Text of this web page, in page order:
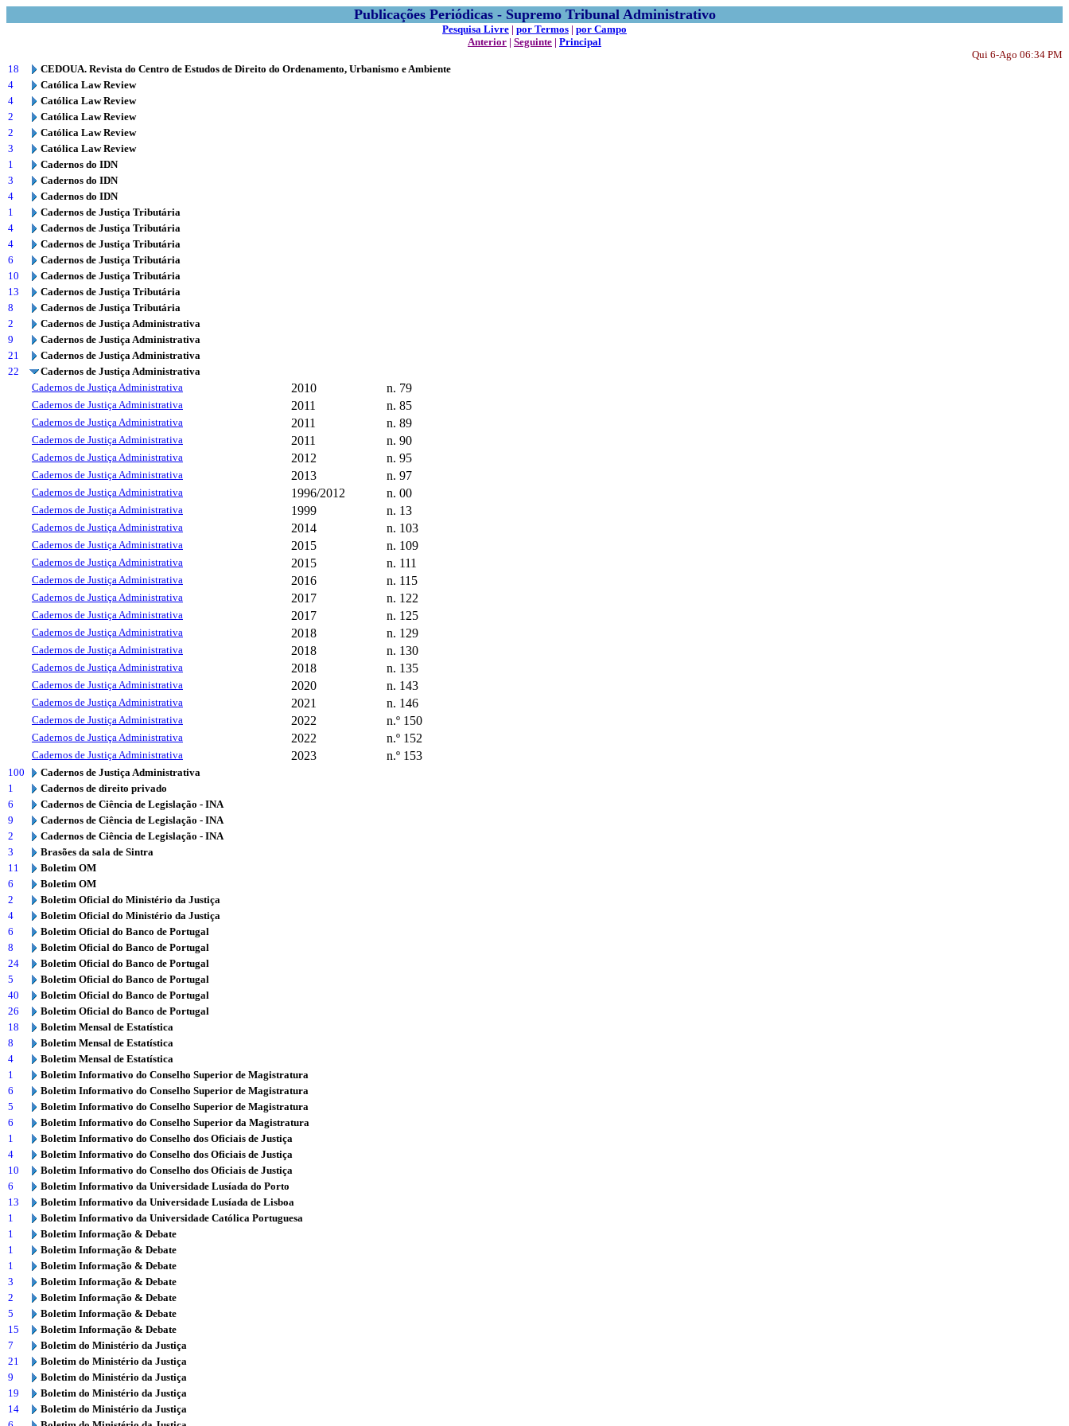
Publicações Periódicas - Supremo Tribunal Administrativo
Pesquisa Livre | por Termos | por Campo
Anterior | Seguinte | Principal
Qui 6-Ago 06:34 PM
18
CEDOUA. Revista do Centro de Estudos de Direito do Ordenamento, Urbanismo e Ambiente
4
Católica Law Review
4
Católica Law Review
2
Católica Law Review
2
Católica Law Review
3
Católica Law Review
1
Cadernos do IDN
3
Cadernos do IDN
4
Cadernos do IDN
1
Cadernos de Justiça Tributária
4
Cadernos de Justiça Tributária
4
Cadernos de Justiça Tributária
6
Cadernos de Justiça Tributária
10
Cadernos de Justiça Tributária
13
Cadernos de Justiça Tributária
8
Cadernos de Justiça Tributária
2
Cadernos de Justiça Administrativa
9
Cadernos de Justiça Administrativa
21
Cadernos de Justiça Administrativa
22
Cadernos de Justiça Administrativa
Cadernos de Justiça Administrativa
2010 n. 79
Cadernos de Justiça Administrativa 2011 n. 85
Cadernos de Justiça Administrativa 2011 n. 89
Cadernos de Justiça Administrativa 2011 n. 90
Cadernos de Justiça Administrativa 2012 n. 95
Cadernos de Justiça Administrativa 2013 n. 97
Cadernos de Justiça Administrativa 1996/2012 n. 00
Cadernos de Justiça Administrativa 1999 n. 13
Cadernos de Justiça Administrativa 2014 n. 103
Cadernos de Justiça Administrativa 2015 n. 109
Cadernos de Justiça Administrativa 2015 n. 111
Cadernos de Justiça Administrativa 2016 n. 115
Cadernos de Justiça Administrativa 2017 n. 122
Cadernos de Justiça Administrativa 2017 n. 125
Cadernos de Justiça Administrativa 2018 n. 129
Cadernos de Justiça Administrativa 2018 n. 130
Cadernos de Justiça Administrativa 2018 n. 135
Cadernos de Justiça Administrativa 2020 n. 143
Cadernos de Justiça Administrativa 2021 n. 146
Cadernos de Justiça Administrativa 2022 n.º 150
Cadernos de Justiça Administrativa 2022 n.º 152
Cadernos de Justiça Administrativa 2023 n.º 153
100
Cadernos de Justiça Administrativa
1
Cadernos de direito privado
6
Cadernos de Ciência de Legislação - INA
9
Cadernos de Ciência de Legislação - INA
2
Cadernos de Ciência de Legislação - INA
3
Brasões da sala de Sintra
11
Boletim OM
6
Boletim OM
2
Boletim Oficial do Ministério da Justiça
4
Boletim Oficial do Ministério da Justiça
6
Boletim Oficial do Banco de Portugal
8
Boletim Oficial do Banco de Portugal
24
Boletim Oficial do Banco de Portugal
5
Boletim Oficial do Banco de Portugal
40
Boletim Oficial do Banco de Portugal
26
Boletim Oficial do Banco de Portugal
18
Boletim Mensal de Estatística
8
Boletim Mensal de Estatística
4
Boletim Mensal de Estatística
1
Boletim Informativo do Conselho Superior de Magistratura
6
Boletim Informativo do Conselho Superior de Magistratura
5
Boletim Informativo do Conselho Superior de Magistratura
6
Boletim Informativo do Conselho Superior da Magistratura
1
Boletim Informativo do Conselho dos Oficiais de Justiça
4
Boletim Informativo do Conselho dos Oficiais de Justiça
10
Boletim Informativo do Conselho dos Oficiais de Justiça
6
Boletim Informativo da Universidade Lusíada do Porto
13
Boletim Informativo da Universidade Lusíada de Lisboa
1
Boletim Informativo da Universidade Católica Portuguesa
1
Boletim Informação & Debate
1
Boletim Informação & Debate
1
Boletim Informação & Debate
3
Boletim Informação & Debate
2
Boletim Informação & Debate
5
Boletim Informação & Debate
15
Boletim Informação & Debate
7
Boletim do Ministério da Justiça
21
Boletim do Ministério da Justiça
9
Boletim do Ministério da Justiça
19
Boletim do Ministério da Justiça
14
Boletim do Ministério da Justiça